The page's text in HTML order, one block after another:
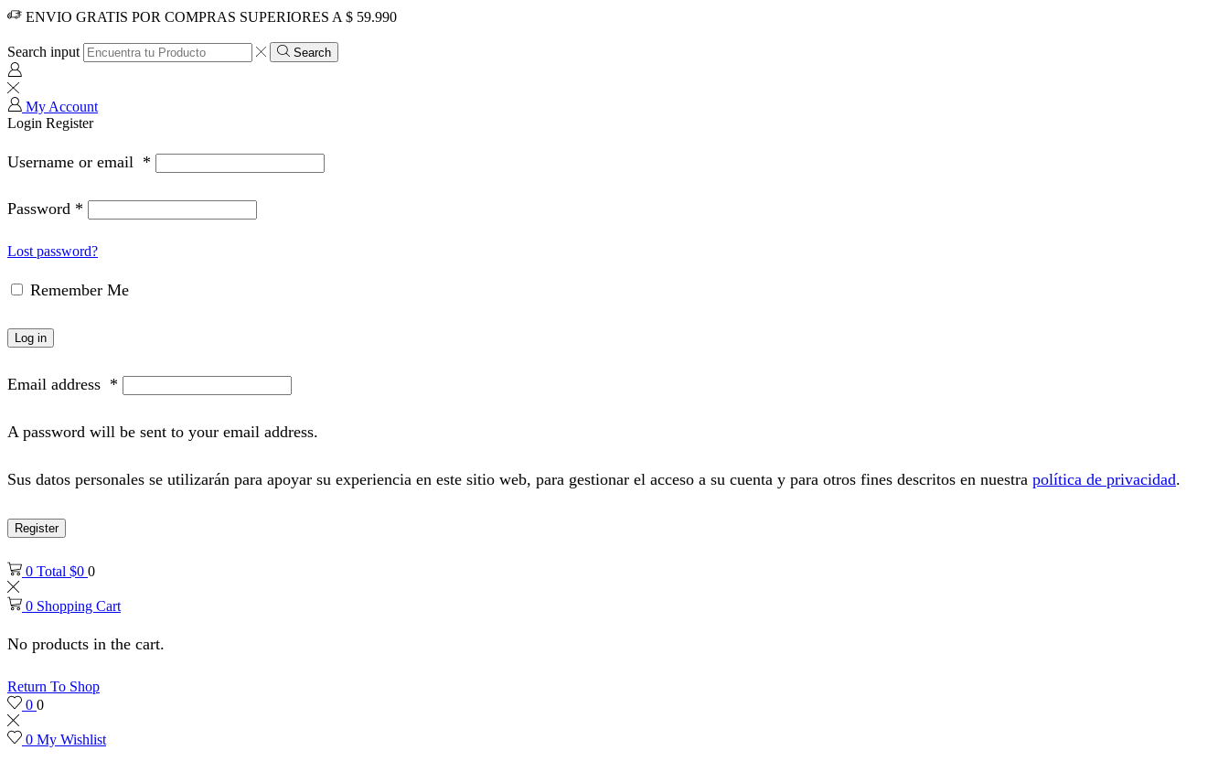
ENVIO GRATIS POR COMPRAS SUPERIORES A $ 59.990
Search input Search
My Account
Login Register
Username or email *
Password *
Lost password?
Remember Me
Log in
Email address *
A password will be sent to your email address.
Sus datos personales se utilizarán para apoyar su experiencia en este sitio web, para gestionar el acceso a su cuenta y para otros fines descritos en nuestra política de privacidad.
Register
0 Total $0 0
0 Shopping Cart
No products in the cart.
Return To Shop
0 0
0 My Wishlist